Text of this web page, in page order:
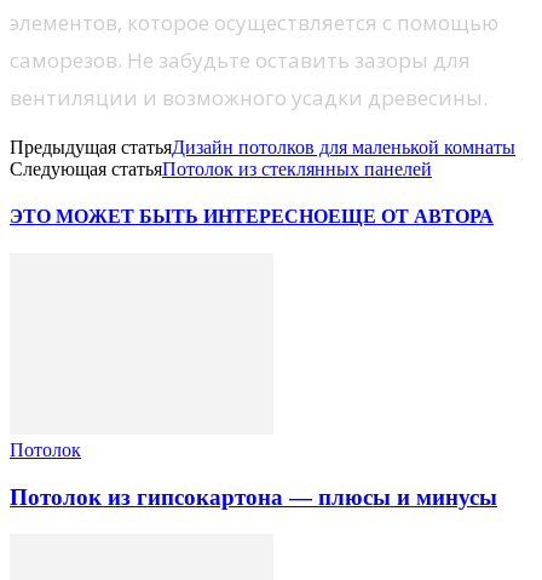
элементов, которое осуществляется с помощью
саморезов. Не забудьте оставить зазоры для
вентиляции и возможного усадки древесины.
Предыдущая статьяДизайн потолков для маленькой комнаты
Следующая статьяПотолок из стеклянных панелей
ЭТО МОЖЕТ БЫТЬ ИНТЕРЕСНОЕЩЕ ОТ АВТОРА
Потолок
Потолок из гипсокартона — плюсы и минусы